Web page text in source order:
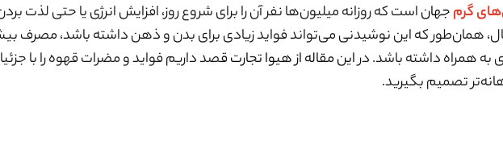
گرمجهاناست که روزانه میلیون‌ها نفر آن را برای شروع روز، افزایش انرژی یا حتی لذت
همان‌طور که این نوشیدنی می‌تواند فواید زیادی برای بدن و ذهن داشته باشد، مصرف
به همراه داشته باشد. دراین مقاله از هیوا تجارت قصد داریم فواید و مضرات قهوه را با
تصمیم بگیرید.